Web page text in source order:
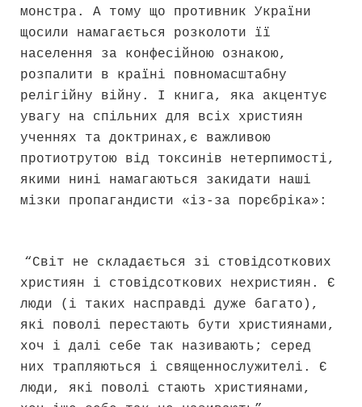
монстра. А тому що противник України
щосили намагається розколоти її
населення за конфесійною ознакою,
розпалити в країні повномасштабну
релігійну війну. І книга, яка акцентує
увагу на спільних для всіх християн
ученнях та доктринах,є важливою
протиотрутою від токсинів нетерпимості,
якими нині намагаються закидати наші
мізки пропагандисти «із-за порєбріка»:
“Світ не складається зі стовідсоткових
християн і стовідсоткових нехристиян. Є
люди (і таких насправді дуже багато),
які поволі перестають бути християнами,
хоч і далі себе так називають; серед
них трапляються і священнослужителі. Є
люди, які поволі стають християнами,